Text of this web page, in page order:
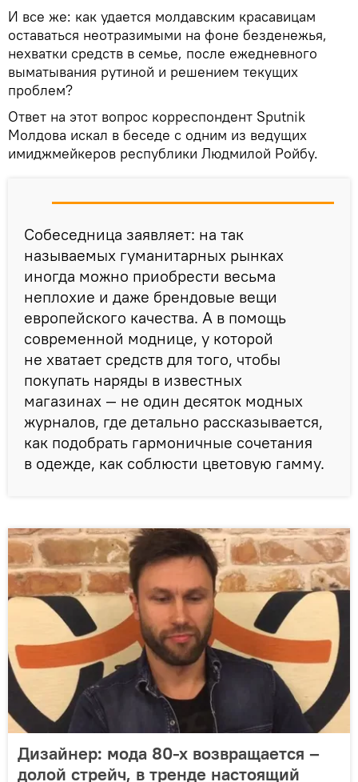
И все же: как удается молдавским красавицам
оставаться неотразимыми на фоне безденежья,
нехватки средств в семье, после ежедневного
выматывания рутиной и решением текущих
проблем?
Ответ на этот вопрос корреспондент Sputnik
Молдова искал в беседе с одним из ведущих
имиджмейкеров республики Людмилой Ройбу.
Собеседница заявляет: на так
называемых гуманитарных рынках
иногда можно приобрести весьма
неплохие и даже брендовые вещи
европейского качества. А в помощь
современной моднице, у которой
не хватает средств для того, чтобы
покупать наряды в известных
магазинах — не один десяток модных
журналов, где детально рассказывается,
как подобрать гармоничные сочетания
в одежде, как соблюсти цветовую гамму.
Дизайнер: мода 80-х возвращается –
долой стрейч, в тренде настоящий